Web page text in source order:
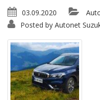
03.09.2020
Posted by Autonet